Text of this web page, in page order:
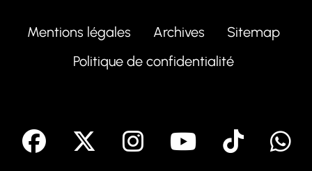
Mentions légales Archives
Sitemap
Politique de confidentialité
facebook Instagram
Youtube
Tik